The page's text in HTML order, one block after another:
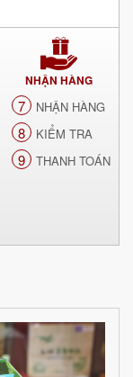
NHẬN HÀNG
7 NHẬN HÀNG
8 KIỂM TRA
9 THANH TOÁN